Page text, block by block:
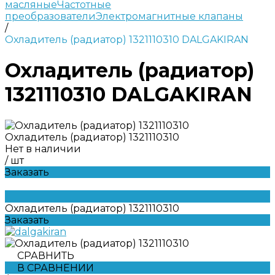
масляныеЧастотные
преобразователиЭлектромагнитные клапаны
/
Охладитель (радиатор) 1321110310 DALGAKIRAN
Охладитель (радиатор)
1321110310 DALGAKIRAN
Охладитель (радиатор) 1321110310
Нет в наличии
/ шт
Заказать
Охладитель (радиатор) 1321110310
Заказать
СРАВНИТЬ
В СРАВНЕНИИ